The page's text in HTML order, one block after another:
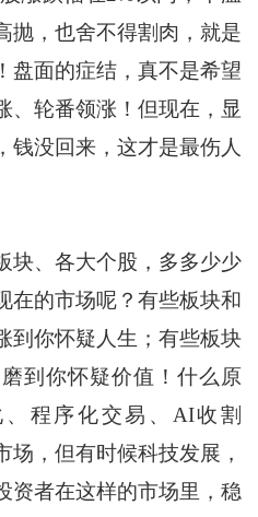
抛，也舍不得割肉，就是
盘面的症结，真不是希望
、轮番领涨！但现在，显
钱没回来，这才是最伤人
、各大个股，多多少少
在的市场呢？有些板块和
到你怀疑人生；有些板块
到你怀疑价值！什么原
程序化交易、AI收割
，但有时候科技发展，
资者在这样的市场里，稳